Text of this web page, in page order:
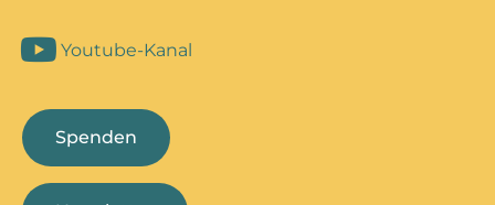
Youtube-Kanal
Spenden